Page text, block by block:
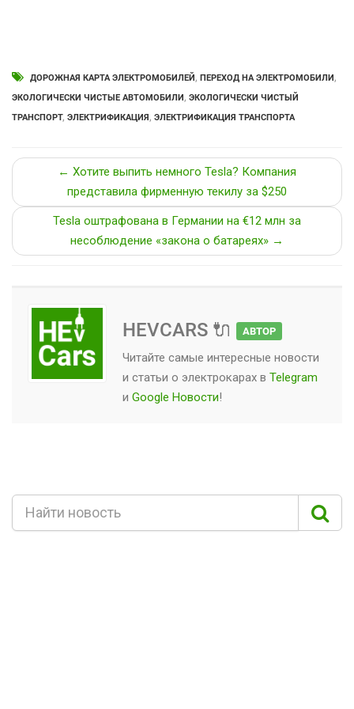
ДОРОЖНАЯ КАРТА ЭЛЕКТРОМОБИЛЕЙ, ПЕРЕХОД НА ЭЛЕКТРОМОБИЛИ,
ЭКОЛОГИЧЕСКИ ЧИСТЫЕ АВТОМОБИЛИ, ЭКОЛОГИЧЕСКИ ЧИСТЫЙ
ТРАНСПОРТ, ЭЛЕКТРИФИКАЦИЯ, ЭЛЕКТРИФИКАЦИЯ ТРАНСПОРТА
← Хотите выпить немного Tesla? Компания
представила фирменную текилу за $250
Tesla оштрафована в Германии на €12 млн за
несоблюдение «закона о батареях» →
HEVCARS 🔌 АВТОР
Читайте самые интересные новости
и статьи о электрокарах в Telegram
и Google Новости!